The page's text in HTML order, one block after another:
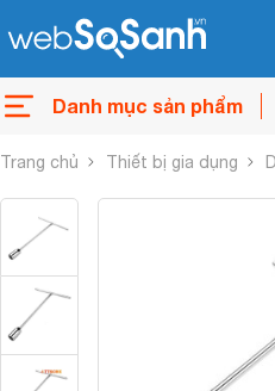
Danh mục sản phẩm
Trang chủ Thiết bị gia dụng